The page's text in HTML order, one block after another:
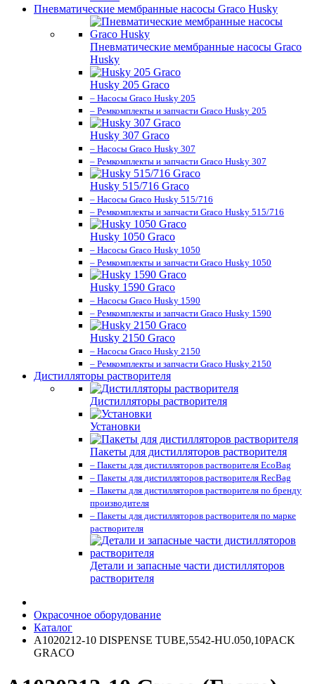
Пневматические мембранные насосы Graco Husky
Пневматические мембранные насосы Graco
Husky
Husky 205 Graco
– Насосы Graco Husky 205
– Ремкомплекты и запчасти Graco Husky 205
Husky 307 Graco
– Насосы Graco Husky 307
– Ремкомплекты и запчасти Graco Husky 307
Husky 515/716 Graco
– Насосы Graco Husky 515/716
– Ремкомплекты и запчасти Graco Husky 515/716
Husky 1050 Graco
– Насосы Graco Husky 1050
– Ремкомплекты и запчасти Graco Husky 1050
Husky 1590 Graco
– Насосы Graco Husky 1590
– Ремкомплекты и запчасти Graco Husky 1590
Husky 2150 Graco
– Насосы Graco Husky 2150
– Ремкомплекты и запчасти Graco Husky 2150
Дистилляторы растворителя
Дистилляторы растворителя
Установки
Пакеты для дистилляторов растворителя
– Пакеты для дистилляторов растворителя EcoBag
– Пакеты для дистилляторов растворителя RecBag
– Пакеты для дистилляторов растворителя по бренду
производителя
– Пакеты для дистилляторов растворителя по марке
растворителя
Детали и запасные части дистилляторов
растворителя
Окрасочное оборудование
Каталог
A1020212-10 DISPENSE TUBE,5542-HU.050,10PACK
GRACO